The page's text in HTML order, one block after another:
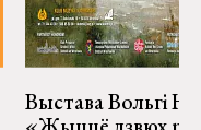
Выстава Вольгі